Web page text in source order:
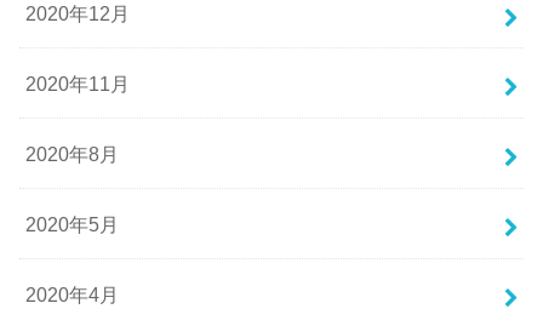
2020年12月
2020年11月
2020年8月
2020年5月
2020年4月